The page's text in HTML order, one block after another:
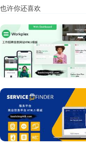
也许你还喜欢